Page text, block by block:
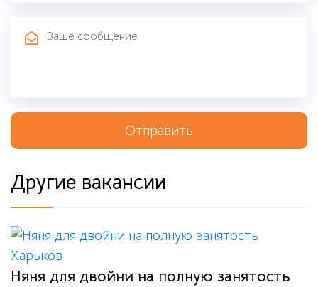
Отправить
Другие вакансии
Няня для двойни на полную занятость